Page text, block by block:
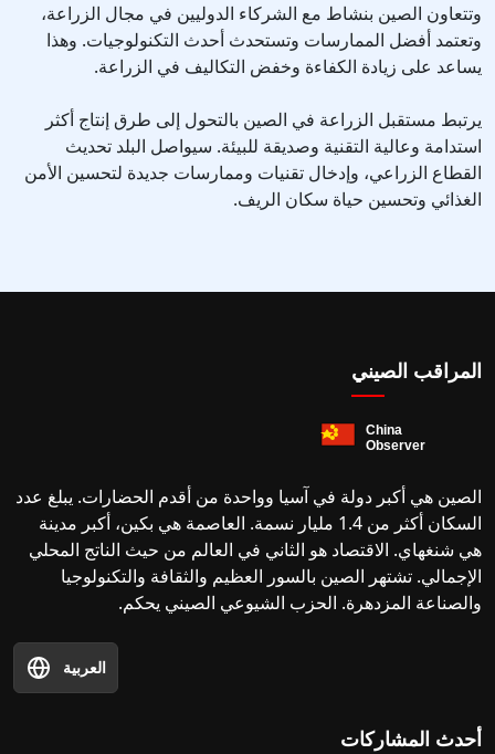
وتتعاون الصين بنشاط مع الشركاء الدوليين في مجال الزراعة،
وتعتمد أفضل الممارسات وتستحدث أحدث التكنولوجيات. وهذا
يساعد على زيادة الكفاءة وخفض التكاليف في الزراعة.
يرتبط مستقبل الزراعة في الصين بالتحول إلى طرق إنتاج أكثر
استدامة وعالية التقنية وصديقة للبيئة. سيواصل البلد تحديث
القطاع الزراعي، وإدخال تقنيات وممارسات جديدة لتحسين الأمن
الغذائي وتحسين حياة سكان الريف.
المراقب الصيني
الصين هي أكبر دولة في آسيا وواحدة من أقدم الحضارات. يبلغ عدد
السكان أكثر من 1.4 مليار نسمة. العاصمة هي بكين، أكبر مدينة
هي شنغهاي. الاقتصاد هو الثاني في العالم من حيث الناتج المحلي
الإجمالي. تشتهر الصين بالسور العظيم والثقافة والتكنولوجيا
والصناعة المزدهرة. الحزب الشيوعي الصيني يحكم.
العربية
أحدث المشاركات